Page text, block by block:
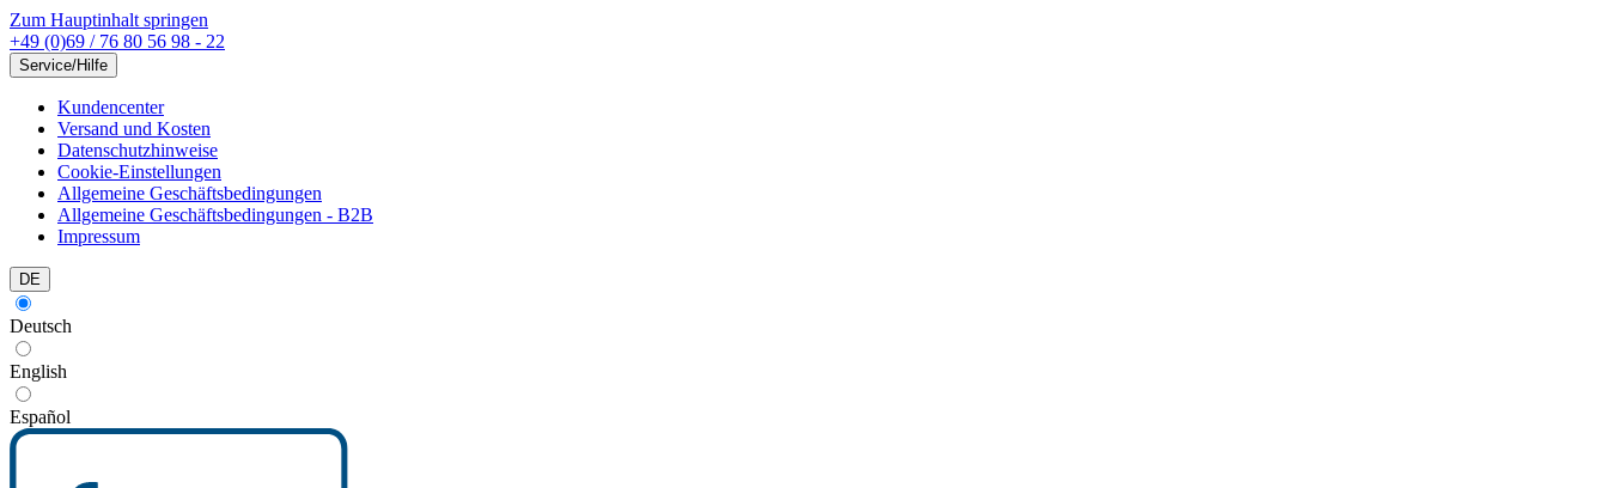
Zum Hauptinhalt springen
+49 (0)69 / 76 80 56 98 - 22
Service/Hilfe
Kundencenter
Versand und Kosten
Datenschutzhinweise
Cookie-Einstellungen
Allgemeine Geschäftsbedingungen
Allgemeine Geschäftsbedingungen - B2B
Impressum
DE
Deutsch
English
Español